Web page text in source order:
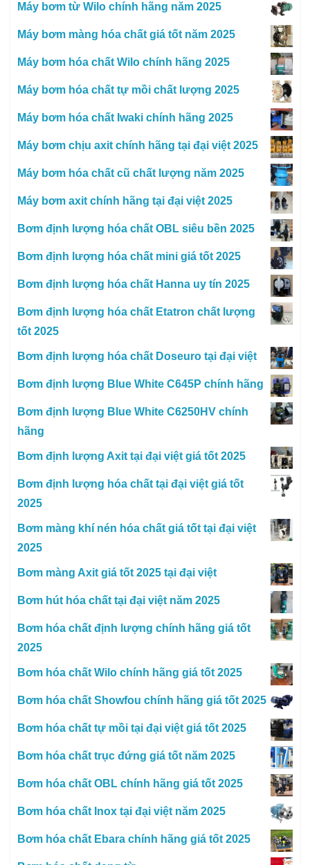
Máy bơm từ Wilo chính hãng năm 2025
Máy bơm màng hóa chất giá tốt năm 2025
Máy bơm hóa chất Wilo chính hãng 2025
Máy bơm hóa chất tự mồi chất lượng 2025
Máy bơm hóa chất Iwaki chính hãng 2025
Máy bơm chịu axit chính hãng tại đại việt 2025
Máy bơm hóa chất cũ chất lượng năm 2025
Máy bơm axit chính hãng tại đại việt 2025
Bơm định lượng hóa chất OBL siêu bền 2025
Bơm định lượng hóa chất mini giá tốt 2025
Bơm định lượng hóa chất Hanna uy tín 2025
Bơm định lượng hóa chất Etatron chất lượng
tốt 2025
Bơm định lượng hóa chất Doseuro tại đại việt
Bơm định lượng Blue White C645P chính hãng
Bơm định lượng Blue White C6250HV chính
hãng
Bơm định lượng Axit tại đại việt giá tốt 2025
Bơm định lượng hóa chất tại đại việt giá tốt
2025
Bơm màng khí nén hóa chất giá tốt tại đại việt
2025
Bơm màng Axit giá tốt 2025 tại đại việt
Bơm hút hóa chất tại đại việt năm 2025
Bơm hóa chất định lượng chính hãng giá tốt
2025
Bơm hóa chất Wilo chính hãng giá tốt 2025
Bơm hóa chất Showfou chính hãng giá tốt 2025
Bơm hóa chất tự mồi tại đại việt giá tốt 2025
Bơm hóa chất trục đứng giá tốt năm 2025
Bơm hóa chất OBL chính hãng giá tốt 2025
Bơm hóa chất Inox tại đại việt năm 2025
Bơm hóa chất Ebara chính hãng giá tốt 2025